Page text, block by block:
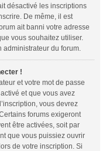
désactivé les inscriptions
De même, il est
ait banni votre adresse
vous souhaitez utiliser.
administrateur du forum.
!
et votre mot de passe
et que vous avez
vous devrez
forums exigeront
être activées, soit par
que vous puissiez ouvrir
de votre inscription. Si